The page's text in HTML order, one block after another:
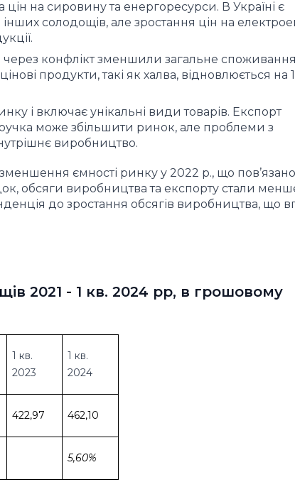
на сировину та енергоресурси. В Україні є
солодощів, але зростання цін на
через конфлікт зменшили загальне споживання
продукти, такі як халва, відновлюється на
і включає унікальні види товарів. Експорт
може збільшити ринок, але проблеми з
виробництво.
ємності ринку у 2022 р., що пов’язано
обсяги виробництва та експорту стали
до зростання обсягів виробництва, що
2021 - 1 кв. 2024 рр, в грошовому
1 кв.
2023
1 кв.
2024
422,97 462,10
5,60%